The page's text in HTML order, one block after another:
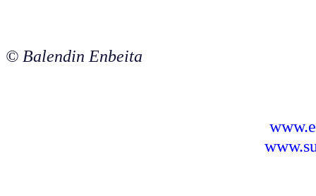
© Balendin Enbeita